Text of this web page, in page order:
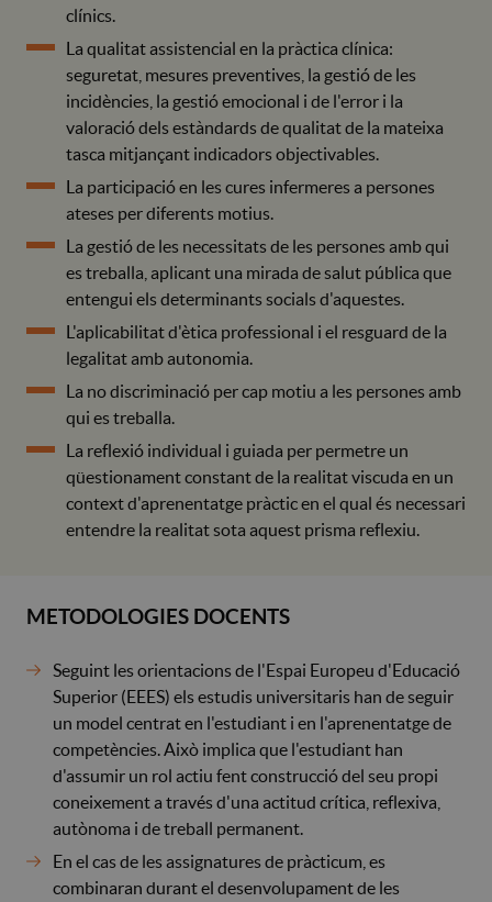
clínics.
La qualitat assistencial en la pràctica clínica:
seguretat, mesures preventives, la gestió de les
incidències, la gestió emocional i de l'error i la
valoració dels estàndards de qualitat de la mateixa
tasca mitjançant indicadors objectivables.
La participació en les cures infermeres a persones
ateses per diferents motius.
La gestió de les necessitats de les persones amb qui
es treballa, aplicant una mirada de salut pública que
entengui els determinants socials d'aquestes.
L'aplicabilitat d'ètica professional i el resguard de la
legalitat amb autonomia.
La no discriminació per cap motiu a les persones amb
qui es treballa.
La reflexió individual i guiada per permetre un
qüestionament constant de la realitat viscuda en un
context d'aprenentatge pràctic en el qual és necessari
entendre la realitat sota aquest prisma reflexiu.
METODOLOGIES DOCENTS
Seguint les orientacions de l'Espai Europeu d'Educació
Superior (EEES) els estudis universitaris han de seguir
un model centrat en l'estudiant i en l'aprenentatge de
competències. Això implica que l'estudiant han
d'assumir un rol actiu fent construcció del seu propi
coneixement a través d'una actitud crítica, reflexiva,
autònoma i de treball permanent.
En el cas de les assignatures de pràcticum, es
combinaran durant el desenvolupament de les